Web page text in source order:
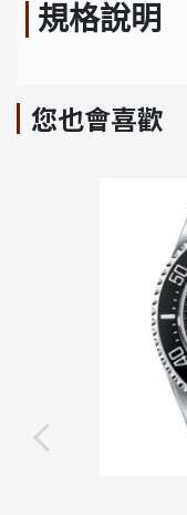
規格說明
您也會喜歡